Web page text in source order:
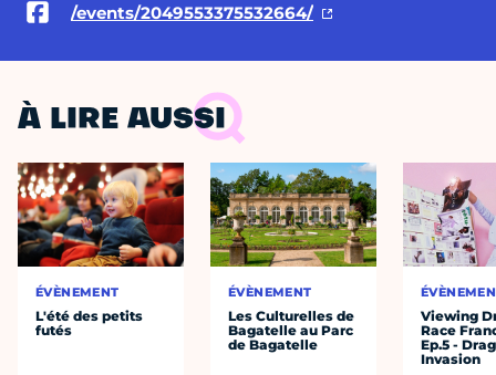
/events/2049553375532664/
À LIRE AUSSI
ÉVÈNEMENT
L'été des petits
futés
ÉVÈNEMENT
Les Culturelles de
Bagatelle au Parc
de Bagatelle
Viewing
Race
Ep.5 - Drag
Invasion